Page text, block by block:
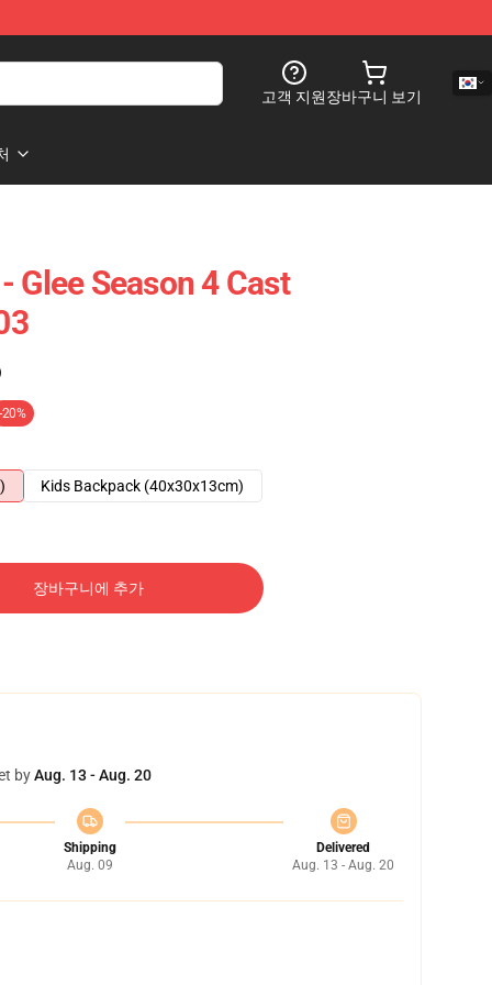
고객 지원장바구니 보기
Glee Season 4 Cast
-20%
Kids Backpack (40x30x13cm)
장바구니에 추가
byAug. 13 - Aug. 20
Shipping
Aug. 09
Delivered
Aug. 13 - Aug. 20